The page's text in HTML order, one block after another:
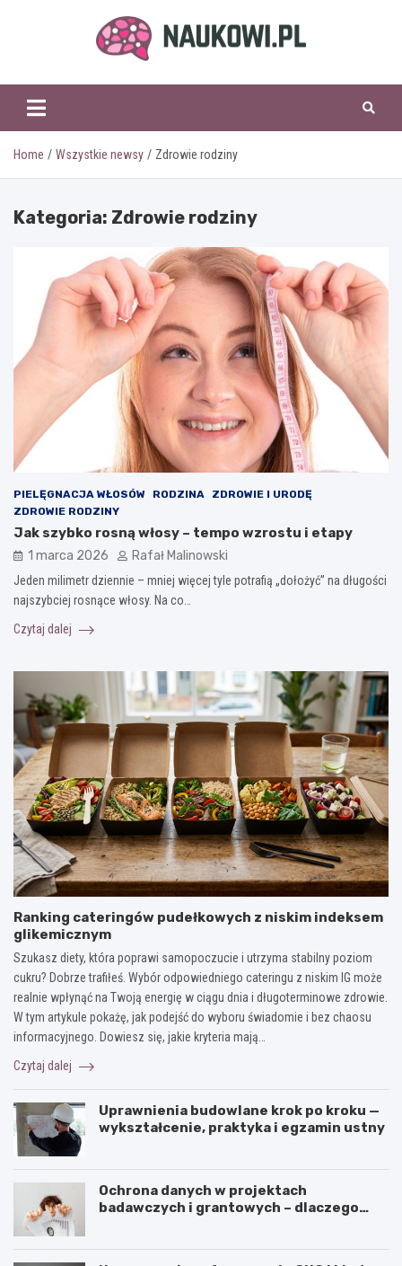
naukowi.pl
Home Wszystkie newsy Zdrowie rodziny
Kategoria: Zdrowie rodziny
PIELĘGNACJA WŁOSÓW RODZINA
ZDROWIE I URODĘ
ZDROWIE RODZINY
Jak szybko rosną włosy – tempo wzrostu i etapy
1 marca 2026 Rafał Malinowski
Jeden milimetr dziennie – mniej więcej tyle potrafią „dołożyć” na długości
najszybciej rosnące włosy. Na co…
Czytaj dalej
Ranking cateringów pudełkowych z niskim indeksem
glikemicznym
Szukasz diety, która poprawi samopoczucie i utrzyma stabilny poziom
cukru? Dobrze trafiłeś. Wybór odpowiedniego cateringu z niskim IG może
realnie wpłynąć na Twoją energię w ciągu dnia i długoterminowe zdrowie.
W tym artykule pokażę, jak podejść do wyboru świadomie i bez chaosu
informacyjnego. Dowiesz się, jakie kryteria mają…
Czytaj dalej
Uprawnienia budowlane krok po kroku —
wykształcenie, praktyka i egzamin ustny
Ochrona danych w projektach
badawczych i grantowych – dlaczego